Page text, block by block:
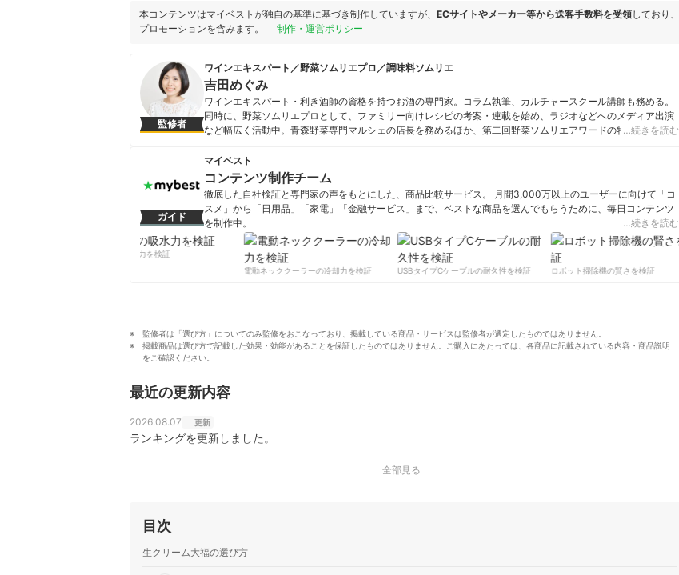
本コンテンツはマイベストが独自の基準に基づき制作していますが、 ECサイトやメーカー等から送客手数料を受領しており、
プロモーションを含みます。
制作・運営ポリシー
監修者
ワインエキスパート／野菜ソムリエプロ／調味料ソムリエ
吉田めぐみ
ワインエキスパート・利き酒師の資格を持つお酒の専門家。コラム執筆、カルチャースクール講師も務める。
同時に、野菜ソムリエプロとして、ファミリー向けレシピの考案・連載を始め、ラジオなどへのメディア出演
など幅広く活動中。青森野菜専門マルシェの店長を務めるほか、第二回野菜ソムリエアワードの特別賞も受賞
コーチ、IFAオリーブスペシャリスト、江戸東京野菜コンシェルジュの資格も保有し、Twitterのフォロワーは
9000人を越える。
吉田めぐみのプロフィール
…続きを読む
ガイド
マイベスト
コンテンツ制作チーム
徹底した自社検証と専門家の声をもとにした、商品比較サービス。 月間3,000万以上のユーザーに向けて「コ
スメ」から「日用品」「家電」「金融サービス」まで、ベストな商品を選んでもらうために、毎日コンテンツ
を制作中。
コンテンツ制作チームのプロフィール
…続きを読む
柔軟剤の吸水力を検証
電動ネッククーラーの冷却力を検証
USBタイプCケーブルの耐久性を検証 ロボット掃除機の賢さを検証
監修者は「選び方」についてのみ監修をおこなっており、掲載している商品・サービスは監修者が選定したものではありません。
掲載商品は選び方で記載した効果・効能があることを保証したものではありません。ご購入にあたっては、各商品に記載されている内容・商品説明
をご確認ください。
最近の更新内容
2026.08.07 更新
ランキングを更新しました。
全部見る
目次
生クリーム大福の選び方